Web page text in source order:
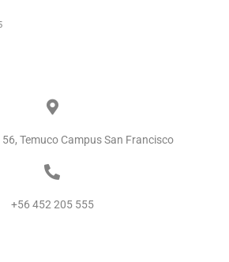
Temuco Campus San Francisco
+56 452 205 555